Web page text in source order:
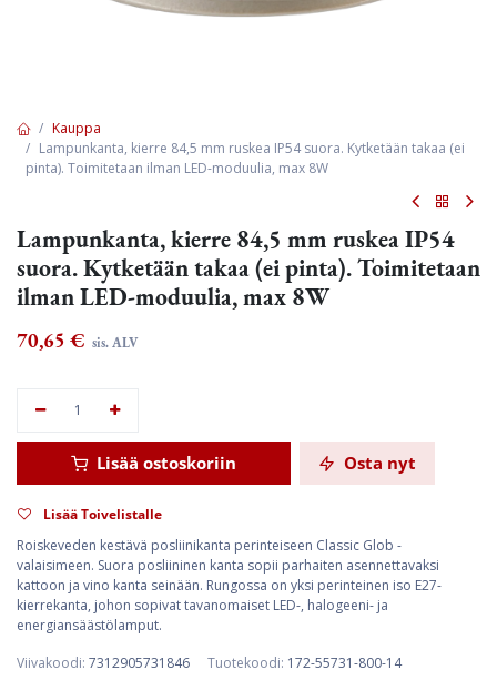
Kauppa
Lampunkanta, kierre 84,5 mm ruskea IP54 suora. Kytketään takaa (ei
pinta). Toimitetaan ilman LED-moduulia, max 8W
Lampunkanta, kierre 84,5 mm ruskea IP54
suora. Kytketään takaa (ei pinta). Toimitetaan
ilman LED-moduulia, max 8W
70,65 € sis. ALV
Lisää ostoskoriin Osta nyt
Lisää Toivelistalle
Roiskeveden kestävä posliinikanta perinteiseen Classic Glob -
valaisimeen. Suora posliininen kanta sopii parhaiten asennettavaksi
kattoon ja vino kanta seinään. Rungossa on yksi perinteinen iso E27-
kierrekanta, johon sopivat tavanomaiset LED-, halogeeni- ja
energiansäästölamput.
Viivakoodi: 7312905731846 Tuotekoodi: 172-55731-800-14